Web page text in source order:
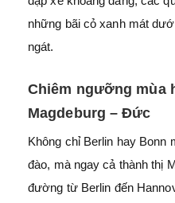
những bãi cỏ xanh mát
ngát.
Chiêm ngưỡng mùa
Magdeburg – Đức
Không chỉ Berlin hay Bonn
đào, mà ngay cả thành thị
đường từ Berlin đến